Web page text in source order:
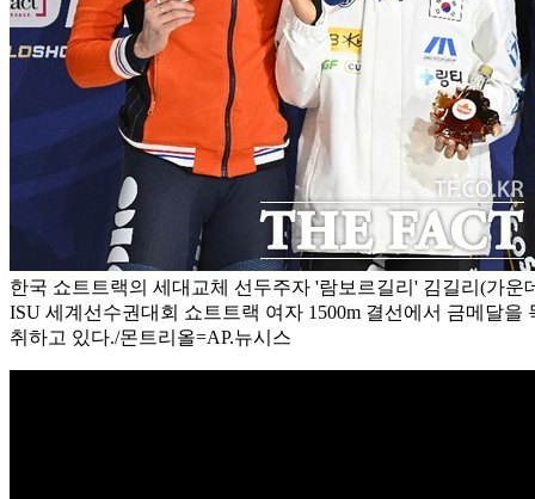
한국 쇼트트랙의 세대교체 선두주자 '람보르길리' 김길리(가운
ISU 세계선수권대회 쇼트트랙 여자 1500m 결선에서 금메달을
취하고 있다./몬트리올=AP.뉴시스